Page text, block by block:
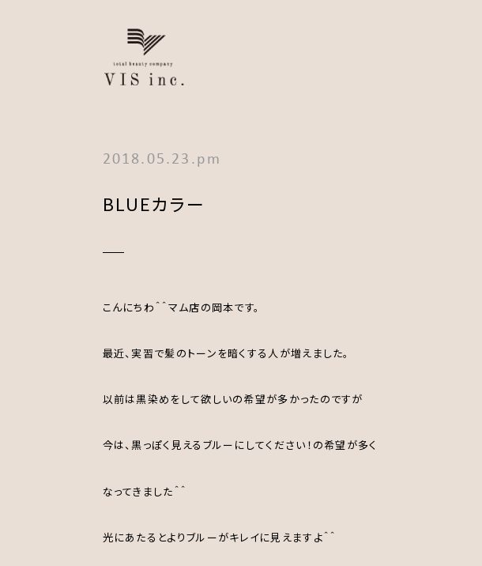
2018.05.23.pm
BLUEカラー
こんにちわ＾＾マム店の岡本です。
最近、実習で髪のトーンを暗くする人が増えました。
以前は黒染めをして欲しいの希望が多かったのですが
今は、黒っぽく見えるブルーにしてください！の希望が多く
なってきました＾＾
光にあたるとよりブルーがキレイに見えますよ＾＾